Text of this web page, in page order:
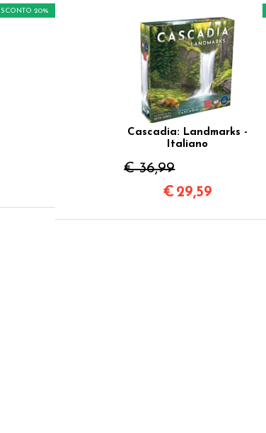
SCONTO 20%
Cascadia: Landmarks -
Italiano
€ 36,99
€ 29,59